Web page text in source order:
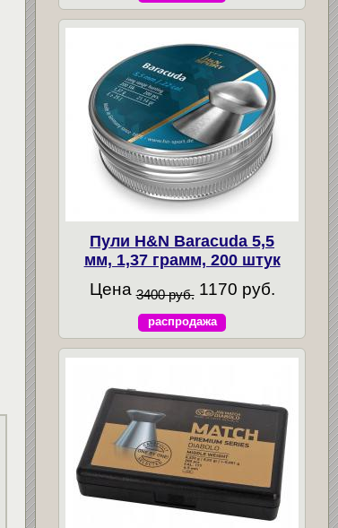
Пули H&N Baracuda 5,5
мм, 1,37 грамм, 200 штук
Цена 3400 руб. 1170 руб.
распродажа